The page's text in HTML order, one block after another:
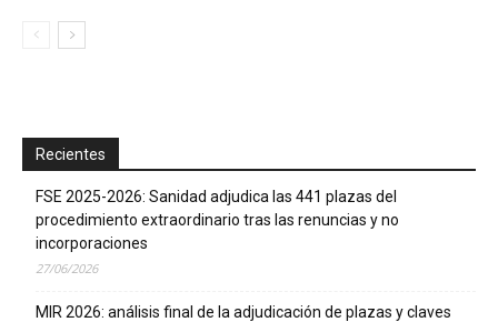
Recientes
FSE 2025-2026: Sanidad adjudica las 441 plazas del
procedimiento extraordinario tras las renuncias y no
incorporaciones
27/06/2026
MIR 2026: análisis final de la adjudicación de plazas y claves